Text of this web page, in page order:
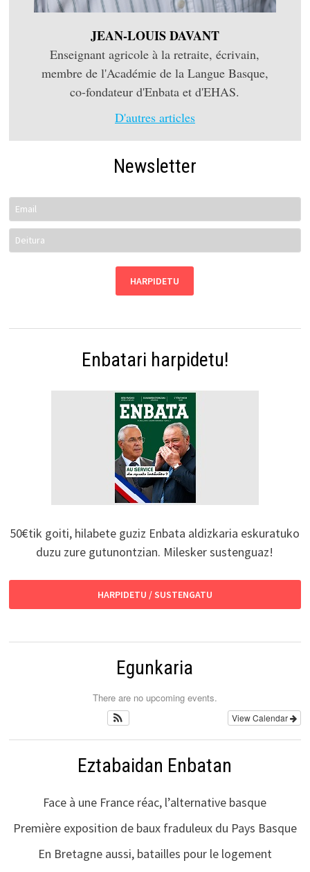
JEAN-LOUIS DAVANT
Enseignant agricole à la retraite, écrivain,
membre de l'Académie de la Langue Basque,
co-fondateur d'Enbata et d'EHAS.
D'autres articles
Newsletter
Enbatari harpidetu!
50€tik goiti, hilabete guziz Enbata aldizkaria eskuratuko
duzu zure gutunontzian. Milesker sustenguaz!
HARPIDETU / SUSTENGATU
Egunkaria
There are no upcoming events.
View Calendar
Eztabaidan Enbatan
Face à une France réac, l’alternative basque
Première exposition de baux fraduleux du Pays Basque
En Bretagne aussi, batailles pour le logement